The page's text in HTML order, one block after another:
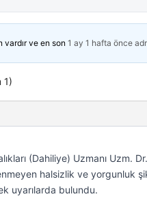
vardır ve en son 1 ay 1 hafta önce
1)
(Dahiliye) Uzmanı Uzm.
halsizlik ve yorgunluk
uyarılarda bulundu.